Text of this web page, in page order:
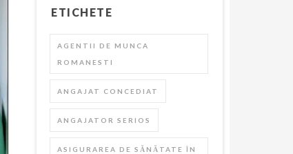
ETICHETE
AGENTII DE MUNCA
ROMANESTI
ANGAJAT CONCEDIAT
ANGAJATOR SERIOS
ASIGURAREA DE SĂNĂTATE ÎN